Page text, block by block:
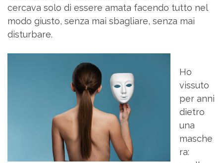
cercava solo di essere amata facendo tutto nel
modo giusto, senza mai sbagliare, senza mai
disturbare.
Ho
vissuto
per anni
dietro
una
masche
ra: